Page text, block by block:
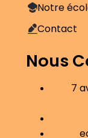
Notre
Contact
Nous
7